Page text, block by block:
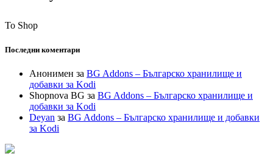
To Shop
Последни коментари
Анонимен за BG Addons – Българско хранилище и
добавки за Kodi
Shopnova BG за BG Addons – Българско хранилище и
добавки за Kodi
Deyan за BG Addons – Българско хранилище и добавки
за Kodi